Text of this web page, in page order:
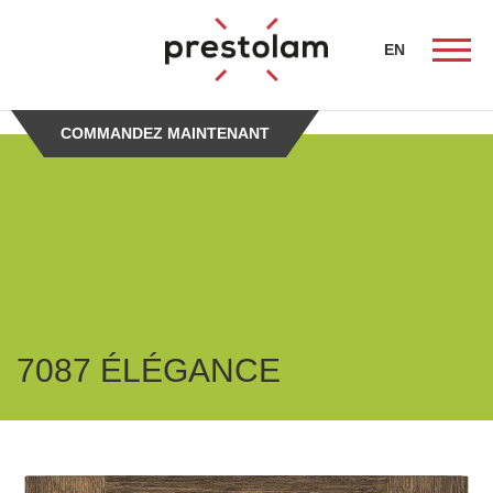
EN
COMMANDEZ MAINTENANT
7087 ÉLÉGANCE